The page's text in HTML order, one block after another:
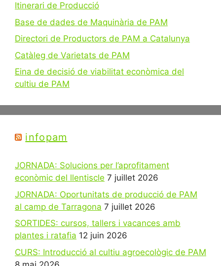
Itinerari de Producció
Base de dades de Maquinària de PAM
Directori de Productors de PAM a Catalunya
Catàleg de Varietats de PAM
Eina de decisió de viabilitat econòmica del
cultiu de PAM
infopam
JORNADA: Solucions per l’aprofitament
econòmic del llentiscle 7 juillet 2026
JORNADA: Oportunitats de producció de PAM
al camp de Tarragona 7 juillet 2026
SORTIDES: cursos, tallers i vacances amb
plantes i ratafia 12 juin 2026
CURS: Introducció al cultiu agroecològic de PAM